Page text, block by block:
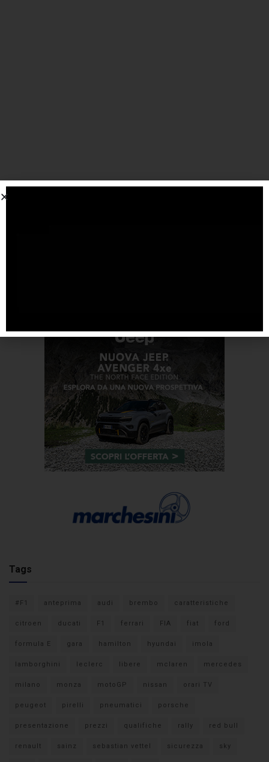
Tags
#F1 anteprima audi brembo caratteristiche
citroen ducati F1 ferrari FIA fiat ford
formula E gara hamilton hyundai imola
lamborghini leclerc libere mclaren mercedes
milano monza motoGP nissan orari TV
peugeot pirelli pneumatici porsche
presentazione prezzi qualifiche rally red bull
renault sainz sebastian vettel sicurezza sky